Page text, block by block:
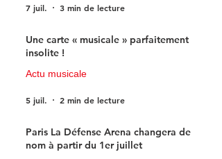
7 juil. 3 min de lecture
Une carte « musicale » parfaitement
insolite !
Actu musicale
5 juil. 2 min de lecture
Paris La Défense Arena changera de
nom à partir du 1er juillet